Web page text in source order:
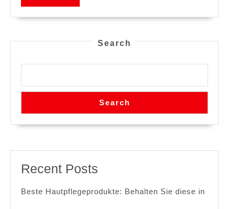
Search
Search
Recent Posts
Beste Hautpflegeprodukte: Behalten Sie diese in